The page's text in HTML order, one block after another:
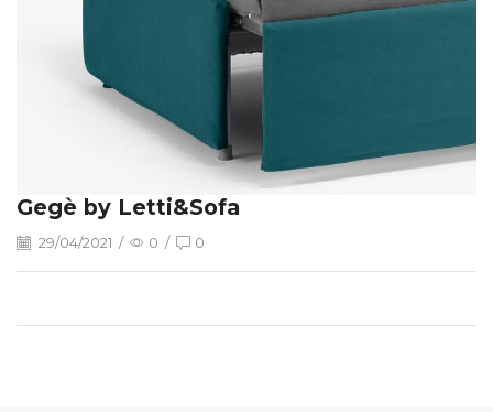
Gegè by Letti&Sofa
29/04/2021 / 0 / 0